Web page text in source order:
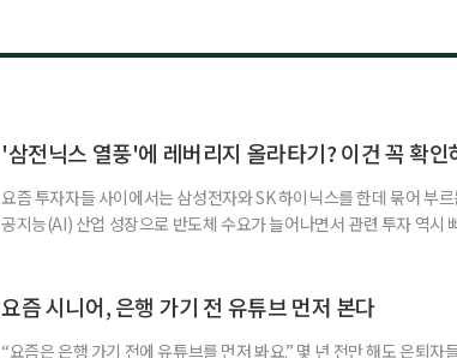
'삼전닉스 열풍'에 레버리지 올라타기? 이건 꼭 확인
요즘 투자자들 사이에서는 삼성전자와 SK 하이닉스를 한데 묶어 부르
공지능(AI) 산업 성장으로 반도체 수요가 늘어나면서 관련 투자 역시
투자자라면 반드시 알아야 할 핵심 위험 요소를 짚어본다. 수익도 2배
요즘 시니어, 은행 가기 전 유튜브 먼저 본다
“요즘은 은행 가기 전에 유튜브를 먼저 봐요.” 몇 년 전만 해도 은퇴